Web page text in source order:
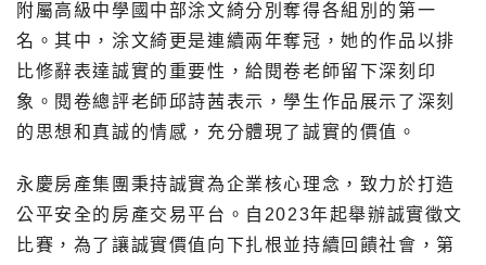
附屬高級中學國中部涂文綺分別奪得各組別的第一
名。其中，涂文綺更是連續兩年奪冠，她的作品以排
比修辭表達誠實的重要性，給閱卷老師留下深刻印
象。閱卷總評老師邱詩茜表示，學生作品展示了深刻
的思想和真誠的情感，充分體現了誠實的價值。
永慶房產集團秉持誠實為企業核心理念，致力於打造
公平安全的房產交易平台。自2023年起舉辦誠實徵文
比賽，為了讓誠實價值向下扎根並持續回饋社會，第